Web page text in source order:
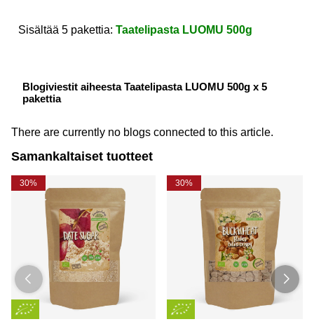
Sisältää 5 pakettia: Taatelipasta LUOMU 500g
Blogiviestit aiheesta Taatelipasta LUOMU 500g x 5
pakettia
There are currently no blogs connected to this article.
Samankaltaiset tuotteet
30% 30%